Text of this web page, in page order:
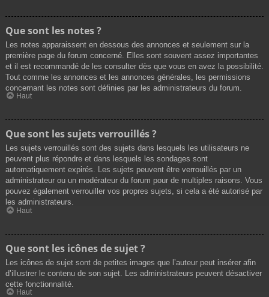
Que sont les notes ?
Les notes apparaissent en dessous des annonces et seulement sur la
première page du forum concerné. Elles sont souvent assez importantes
et il est recommandé de les consulter dès que vous en avez la possibilité.
Tout comme les annonces et les annonces générales, les permissions
concernant les notes sont définies par les administrateurs du forum.
Haut
Que sont les sujets verrouillés ?
Les sujets verrouillés sont des sujets dans lesquels les utilisateurs ne
peuvent plus répondre et dans lesquels les sondages sont
automatiquement expirés. Les sujets peuvent être verrouillés par un
administrateur ou un modérateur du forum pour de multiples raisons. Vous
pouvez également verrouiller vos propres sujets, si cela a été autorisé par
les administrateurs.
Haut
Que sont les icônes de sujet ?
Les icônes de sujet sont de petites images que l’auteur peut insérer afin
d’illustrer le contenu de son sujet. Les administrateurs peuvent désactiver
cette fonctionnalité.
Haut